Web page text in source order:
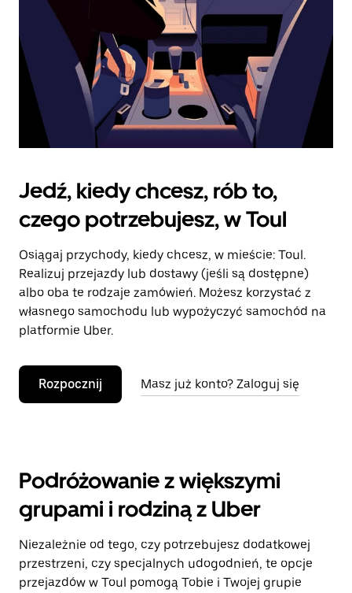
Jedź, kiedy chcesz, rób to,
czego potrzebujesz, w Toul
Osiągaj przychody, kiedy chcesz, w mieście: Toul.
Realizuj przejazdy lub dostawy (jeśli są dostępne)
albo oba te rodzaje zamówień. Możesz korzystać z
własnego samochodu lub wypożyczyć samochód na
platformie Uber.
Rozpocznij Masz już konto? Zaloguj się
Podróżowanie z większymi
grupami i rodziną z Uber
Niezależnie od tego, czy potrzebujesz dodatkowej
przestrzeni, czy specjalnych udogodnień, te opcje
przejazdów w Toul pomogą Tobie i Twojej grupie